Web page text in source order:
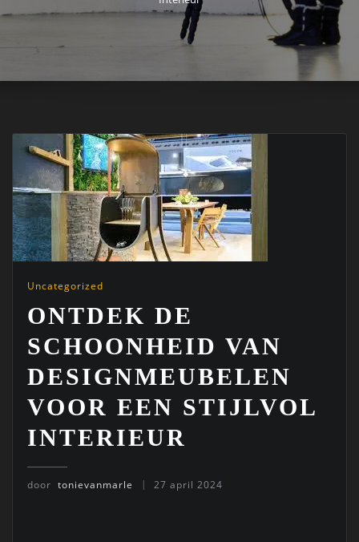
Uncategorized
ONTDEK DE
SCHOONHEID VAN
DESIGNMEUBELEN
VOOR EEN STIJLVOL
INTERIEUR
door tonievanmarle 27 april 2024